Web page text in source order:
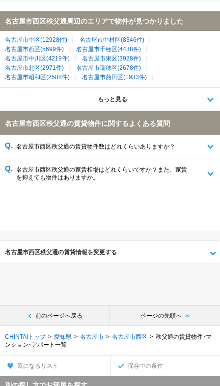
名古屋市西区秩父通周辺のエリアで物件が見つかりました
名古屋市中区(12928件)
名古屋市中村区(8346件)
名古屋市西区(5699件)
名古屋市千種区(4438件)
名古屋市中川区(4219件)
名古屋市東区(3928件)
名古屋市北区(2971件)
名古屋市瑞穂区(2678件)
名古屋市昭和区(2588件)
名古屋市熱田区(1933件)
名古屋市南区(1848件)
名古屋市天白区(1747件)
春日井市(1173件)
西春日井郡豊山町(135件)
海部郡蟹江町(103件)
もっと見る
名古屋市西区秩父通の賃貸物件に関するよくある質問
名古屋市西区秩父通の賃貸物件数はどれくらいありますか？
名古屋市西区秩父通の家賃相場はどれくらいですか？また、家賃
を抑えても物件はありますか。
名古屋市西区秩父通の賃貸情報を変更する
前のページへ戻る ページの先頭へ
CHINTAIトップ 愛知県 名古屋市 名古屋市西区
秩父通の賃貸物件･マ
ンション･アパート一覧
気になるリスト 保存中の条件